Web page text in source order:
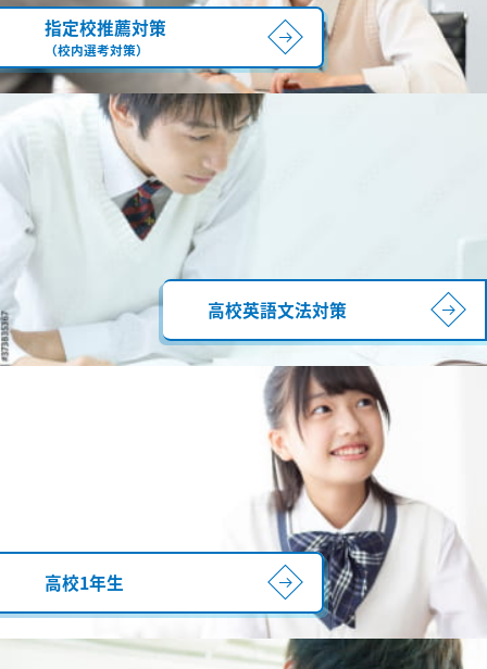
指定校推薦対策
（校内選考対策）
高校英語文法対策
高校1年生